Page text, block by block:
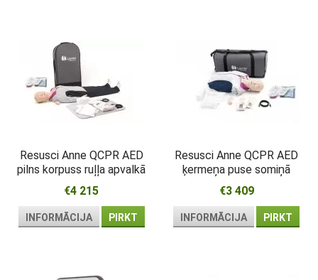
Resusci Anne QCPR AED
pilns korpuss ruļļa apvalkā
Uzlādējams
€4 215
INFORMĀCIJA PIRKT
Resusci Anne QCPR AED
ķermeņa puse somiņā
Uzlādējams
€3 409
INFORMĀCIJA PIRKT